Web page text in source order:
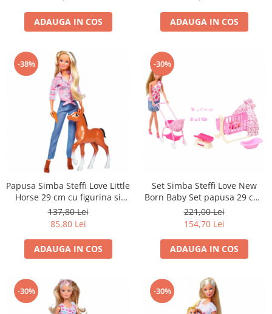
ADAUGA IN COS ADAUGA IN COS
-38%
Papusa Simba Steffi Love Little
Horse 29 cm cu figurina si
accesorii
137,80 Lei
85,80 Lei
ADAUGA IN COS
-30%
Set Simba Steffi Love New
Born Baby Set papusa 29 cm,
1 bebelus si accesorii
221,00 Lei
154,70 Lei
ADAUGA IN COS
-30% -30%